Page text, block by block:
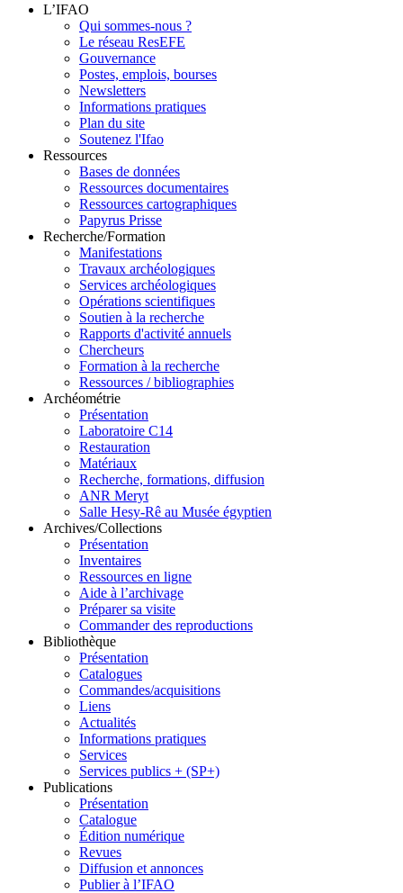
L’IFAO
Qui sommes-nous ?
Le réseau ResEFE
Gouvernance
Postes, emplois, bourses
Newsletters
Informations pratiques
Plan du site
Soutenez l'Ifao
Ressources
Bases de données
Ressources documentaires
Ressources cartographiques
Papyrus Prisse
Recherche/Formation
Manifestations
Travaux archéologiques
Services archéologiques
Opérations scientifiques
Soutien à la recherche
Rapports d'activité annuels
Chercheurs
Formation à la recherche
Ressources / bibliographies
Archéométrie
Présentation
Laboratoire C14
Restauration
Matériaux
Recherche, formations, diffusion
ANR Meryt
Salle Hesy-Rê au Musée égyptien
Archives/Collections
Présentation
Inventaires
Ressources en ligne
Aide à l’archivage
Préparer sa visite
Commander des reproductions
Bibliothèque
Présentation
Catalogues
Commandes/acquisitions
Liens
Actualités
Informations pratiques
Services
Services publics + (SP+)
Publications
Présentation
Catalogue
Édition numérique
Revues
Diffusion et annonces
Publier à l’IFAO